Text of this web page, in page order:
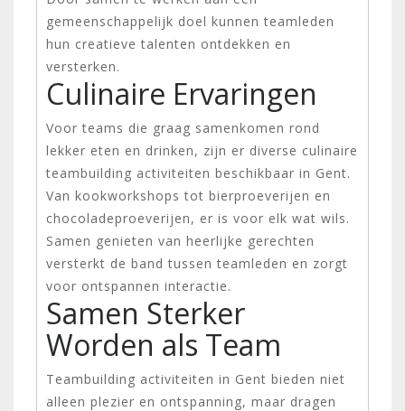
gemeenschappelijk doel kunnen teamleden
hun creatieve talenten ontdekken en
versterken.
Culinaire Ervaringen
Voor teams die graag samenkomen rond
lekker eten en drinken, zijn er diverse culinaire
teambuilding activiteiten beschikbaar in Gent.
Van kookworkshops tot bierproeverijen en
chocoladeproeverijen, er is voor elk wat wils.
Samen genieten van heerlijke gerechten
versterkt de band tussen teamleden en zorgt
voor ontspannen interactie.
Samen Sterker
Worden als Team
Teambuilding activiteiten in Gent bieden niet
alleen plezier en ontspanning, maar dragen